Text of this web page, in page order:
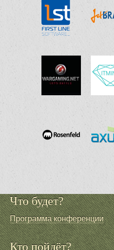
Что будет?
Программа конференции
Кто пойдёт?